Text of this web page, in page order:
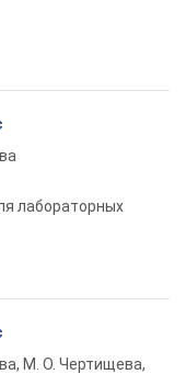
лабораторных
М. О. Чертищева,